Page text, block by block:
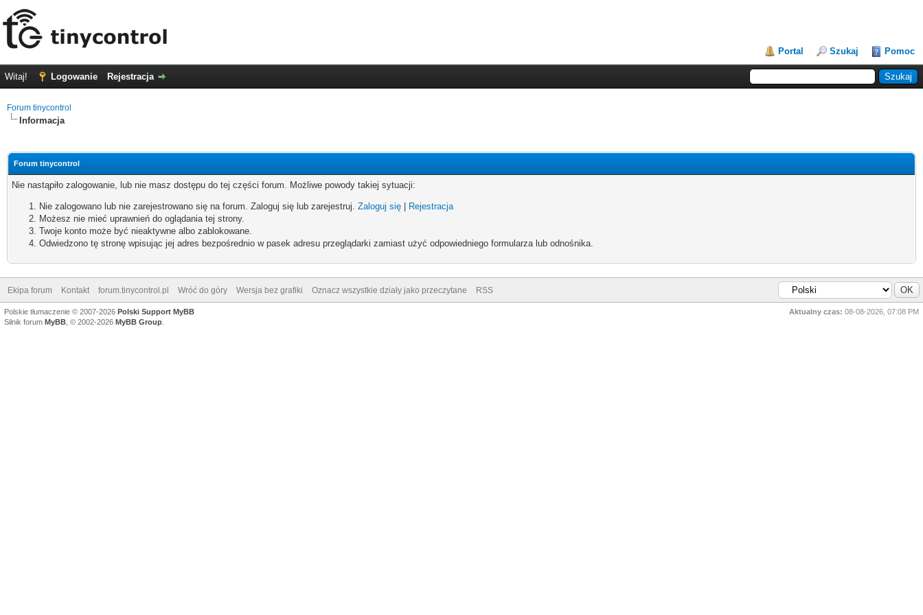
Portal Szukaj Pomoc
Witaj! Logowanie Rejestracja
Forum tinycontrol
Informacja
Forum tinycontrol
Nie nastąpiło zalogowanie, lub nie masz dostępu do tej części forum. Możliwe powody takiej sytuacji:
Nie zalogowano lub nie zarejestrowano się na forum. Zaloguj się lub zarejestruj. Zaloguj się
Rejestracja
Możesz nie mieć uprawnień do oglądania tej strony.
Twoje konto może być nieaktywne albo zablokowane.
Odwiedzono tę stronę wpisując jej adres bezpośrednio w pasek adresu przeglądarki zamiast użyć odpowiedniego formularza lub odnośnika.
Ekipa forum Kontakt forum.tinycontrol.pl Wróć do góry Wersja bez grafiki Oznacz wszystkie działy jako przeczytane RSS
Aktualny czas: 08-08-2026, 07:08 PM
Polskie tłumaczenie © 2007-2026 Polski Support MyBB
Silnik forum MyBB , © 2002-2026 MyBB Group